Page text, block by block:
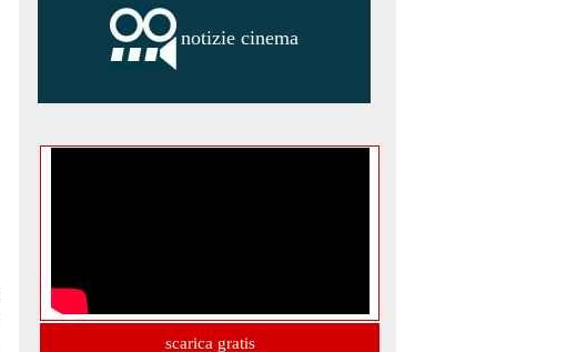
notizie cinema
scarica gratis